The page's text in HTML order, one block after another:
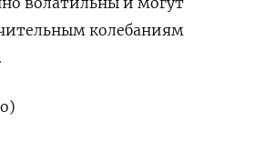
колебаниям